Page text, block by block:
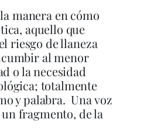
manera en cómo
aquello que
riesgo de llaneza
al menor
o la necesidad
totalmente
y palabra. Una voz
fragmento, de la